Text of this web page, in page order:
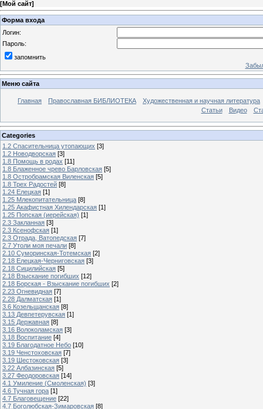
[Мой сайт]
Форма входа
Логин:
Пароль:
запомнить
Меню сайта
Главная Православная БИБЛИОТЕКА
Художественная и научная литература
Статьи
Видео
Categories
1.2 Спасительница утопающих [3]
1.2 Новодворская [3]
1.8 Помощь в родах [11]
1.8 Блаженное чрево Барловская [5]
1.8 Остробрамская Виленская [5]
1.8 Трех Радостей [8]
1.24 Елецкая [1]
1.25 Млекопитательница [8]
1.25 Акафистная Хилендарская [1]
1.25 Попская (иерейская) [1]
2.3 Закланная [3]
2.3 Ксенофская [1]
2.3 Отрада, Ватопедская [7]
2.7 Утоли моя печали [8]
2.10 Суморинская-Тотемская [2]
2.18 Елецкая-Черниговская [3]
2.18 Сицилийская [5]
2.18 Взыскание погибших [12]
2.18 Борская - Взыскание погибших [2]
2.23 Огневидная [7]
2.28 Далматская [1]
3.6 Козельщанская [8]
3.13 Девпетерувская [1]
3.15 Державная [8]
3.16 Волоколамская [3]
3.18 Воспитание [4]
3.19 Благодатное Небо [10]
3.19 Ченстоховская [7]
3.19 Шестоковская [3]
3.22 Албазинская [5]
3.27 Феодоровская [14]
4.1 Умиление (Смоленская) [3]
4.6 Тучная гора [1]
4.7 Благовещение [22]
4.7 Боголюбская-Зимаровская [8]